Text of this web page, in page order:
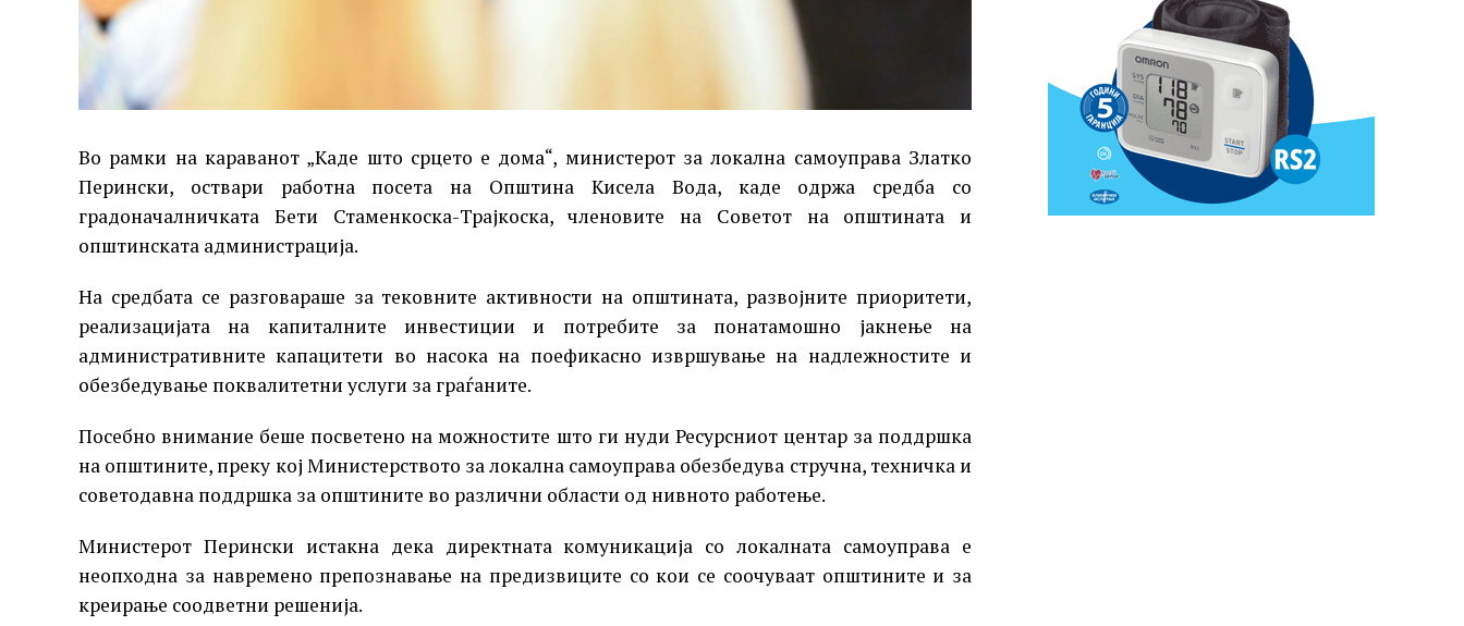
Во рамки на караванот „Каде што срцето е дома“, министерот за локална самоуправа Златко
Перински, оствари работна посета на Општина Кисела Вода, каде одржа средба со
градоначалничката Бети Стаменкоска-Трајкоска, членовите на Советот на општината и
општинската администрација.
На средбата се разговараше за тековните активности на општината, развојните приоритети,
реализацијата на капиталните инвестиции и потребите за понатамошно јакнење на
административните капацитети во насока на поефикасно извршување на надлежностите и
обезбедување поквалитетни услуги за граѓаните.
Посебно внимание беше посветено на можностите што ги нуди Ресурсниот центар за поддршка
на општините, преку кој Министерството за локална самоуправа обезбедува стручна, техничка и
советодавна поддршка за општините во различни области од нивното работење.
Министерот Перински истакна дека директната комуникација со локалната самоуправа е
неопходна за навремено препознавање на предизвиците со кои се соочуваат општините и за
креирање соодветни решенија.